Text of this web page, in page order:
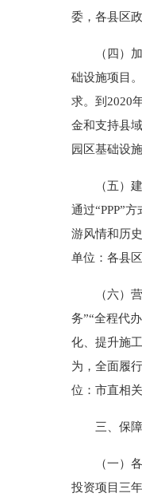
委，各县区
（四）加强
础设施项目
求。到2020
金和支持县
园区基础设
（五）建设
通过“PPP”
游风情和历
单位：各县
（六）营造
务”“全程代
化、提升施
为，全面履
位：市直相关
三、保障
（一）各县
投资项目三